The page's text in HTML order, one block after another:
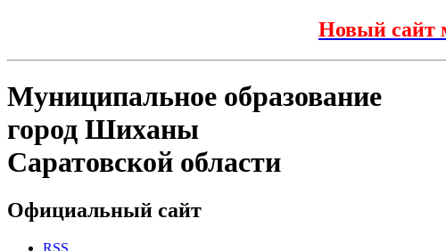
Новый сайт
Муниципальное образование
город Шиханы
Саратовской области
Официальный сайт
RSS